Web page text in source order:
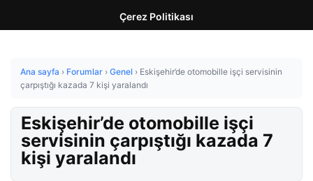
Çerez Politikası
Ana sayfa › Forumlar › Genel › Eskişehir’de otomobille işçi servisinin
çarpıştığı kazada 7 kişi yaralandı
Eskişehir’de otomobille işçi
servisinin çarpıştığı kazada 7
kişi yaralandı